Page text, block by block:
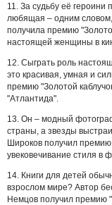
11. За судьбу её
любящая – одним
получила премию
настоящей женщины в
12. Сыграть роль
это красивая, умная и
премию "Золотой
"Атлантида".
13. Он – модный
страны, а звезды
Широков получил
увековечивание стиля в
14. Книги для детей
взрослом мире? Автор
Немцов получил премию